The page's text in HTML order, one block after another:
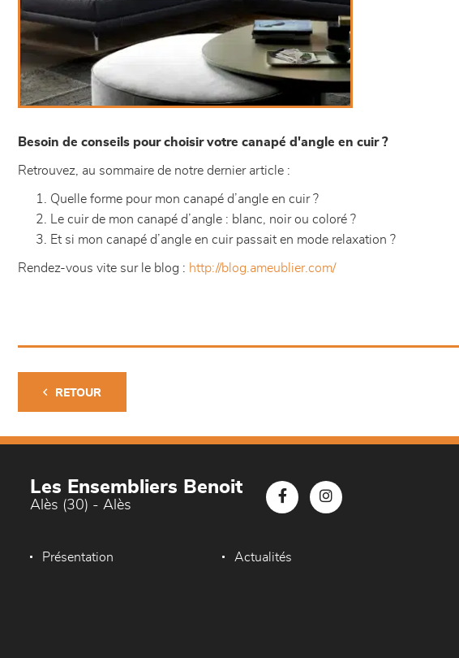
Besoin de conseils pour choisir votre canapé d'angle en cuir ?
Retrouvez, au sommaire de notre dernier article :
Quelle forme pour mon canapé d’angle en cuir ?
Le cuir de mon canapé d’angle : blanc, noir ou coloré ?
Et si mon canapé d’angle en cuir passait en mode relaxation ?
Rendez-vous vite sur le blog : http://blog.ameublier.com/
RETOUR
Les Ensembliers Benoit
Alès (30) - Alès
Présentation Actualités